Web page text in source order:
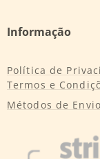
Informação
Política de
Termos e
Métodos de